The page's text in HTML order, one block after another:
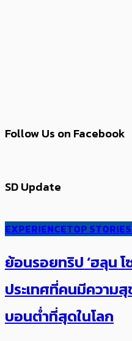
Follow Us on Facebook
SD Update
EXPERIENCETOP STORIES
ย้อนรอยทริป ‘ฮลุน โ
ประเทศ​ที่คน​มีความ
บอนต่ำที่สุดในโลก